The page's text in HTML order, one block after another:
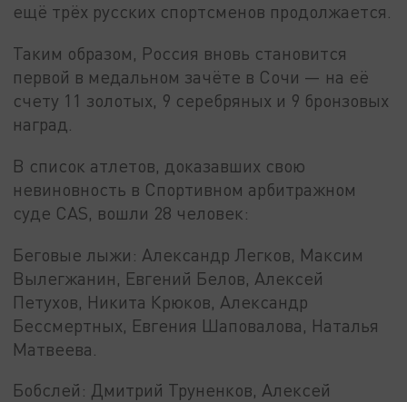
ещё трёх русских спортсменов продолжается.
Таким образом, Россия вновь становится
первой в медальном зачёте в Сочи — на её
счету 11 золотых, 9 серебряных и 9 бронзовых
наград.
В список атлетов, доказавших свою
невиновность в Спортивном арбитражном
суде CAS, вошли 28 человек:
Беговые лыжи: Александр Легков, Максим
Вылегжанин, Евгений Белов, Алексей
Петухов, Никита Крюков, Александр
Бессмертных, Евгения Шаповалова, Наталья
Матвеева.
Бобслей: Дмитрий Труненков, Алексей